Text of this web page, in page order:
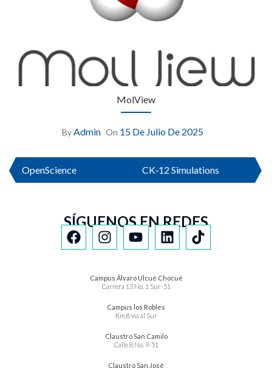
MolView
ByAdmin On 15 De Julio De 2025
OpenScience CK‑12 Simulations
SÍGUENOS EN REDES
Campus Álvaro Ulcué Chocué
Carrera 13 No. 1 Sur-51
Campus los Robles
Km.8 vía al Sur
Claustro San Camilo
Calle 8 No. 9-51
Claustro San José